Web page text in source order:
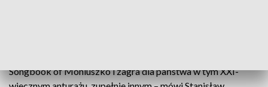
Songbook of Moniuszko i zagra dla państwa w tym XXI-